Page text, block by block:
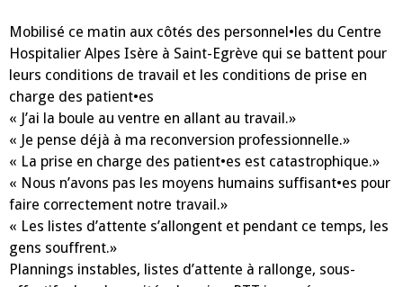
Mobilisé ce matin aux côtés des personnel•les du Centre
Hospitalier Alpes Isère à Saint-Egrève qui se battent pour
leurs conditions de travail et les conditions de prise en
charge des patient•es
« J’ai la boule au ventre en allant au travail.»
« Je pense déjà à ma reconversion professionnelle.»
« La prise en charge des patient•es est catastrophique.»
« Nous n’avons pas les moyens humains suffisant•es pour
faire correctement notre travail.»
« Les listes d’attente s’allongent et pendant ce temps, les
gens souffrent.»
Plannings instables, listes d’attente à rallonge, sous-